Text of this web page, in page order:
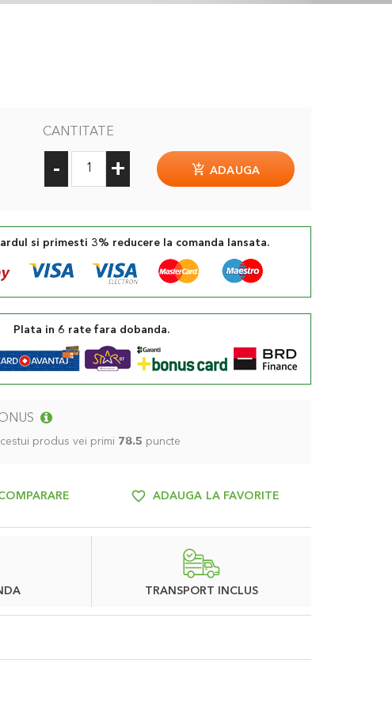
CANTITATE
- + ADAUGA
si primesti 3% reducere la comanda lansata.
Plata in 6 rate fara dobanda.
produs vei primi 78.5 puncte
ADAUGA LA FAVORITE
TRANSPORT INCLUS